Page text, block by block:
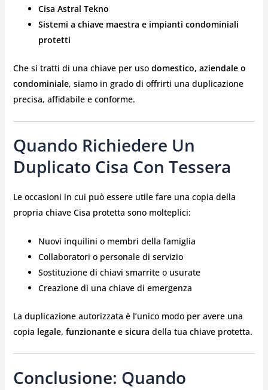
Cisa Astral Tekno
Sistemi a chiave maestra e impianti condominiali
protetti
Che si tratti di una chiave per uso domestico, aziendale o
condominiale, siamo in grado di offrirti una duplicazione
precisa, affidabile e conforme.
Quando Richiedere Un
Duplicato Cisa Con Tessera
Le occasioni in cui può essere utile fare una copia della
propria chiave Cisa protetta sono molteplici:
Nuovi inquilini o membri della famiglia
Collaboratori o personale di servizio
Sostituzione di chiavi smarrite o usurate
Creazione di una chiave di emergenza
La duplicazione autorizzata è l’unico modo per avere una
copia legale, funzionante e sicura della tua chiave protetta.
Conclusione: Quando